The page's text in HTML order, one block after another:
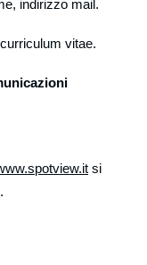
indirizzo mail.
curriculum vitae.
si
.